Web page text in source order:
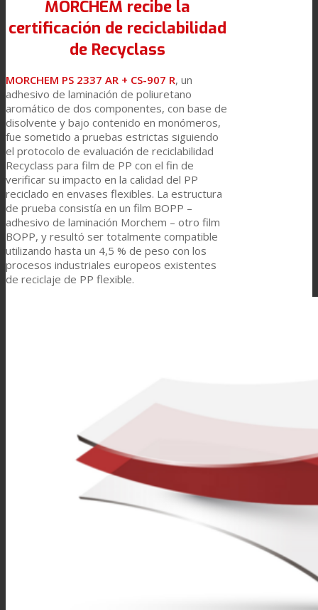
Laminación técnica
Laminación textil
Resinas de Poliuretano para tintas de impresión
Innovación
I+D
MORCHEM recibe la
certificación de reciclabilidad
de Recyclass
MORCHEM PS 2337 AR + CS-907 R, un
adhesivo de laminación de poliuretano
aromático de dos componentes, con base de
disolvente y bajo contenido en monómeros,
fue sometido a pruebas estrictas siguiendo
el protocolo de evaluación de reciclabilidad
Recyclass para film de PP con el fin de
verificar su impacto en la calidad del PP
reciclado en envases flexibles. La estructura
de prueba consistía en un film BOPP –
adhesivo de laminación Morchem – otro film
BOPP, y resultó ser totalmente compatible
utilizando hasta un 4,5 % de peso con los
procesos industriales europeos existentes
de reciclaje de PP flexible.